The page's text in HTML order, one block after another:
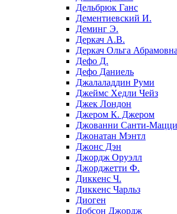
Дельбрюк Ганс
Дементиевский И.
Деминг Э.
Деркач А.В.
Деркач Ольга Абрамовна
Дефо Д.
Дефо Даниель
Джалаладдин Руми
Джеймс Хедли Чейз
Джек Лондон
Джером К. Джером
Джованни Санти-
Джонатан Мэнтл
Джонс Дэн
Джордж Оруэлл
Джорджетти Ф.
Диккенс Ч.
Диккенс Чарльз
Диоген
Добсон Джордж